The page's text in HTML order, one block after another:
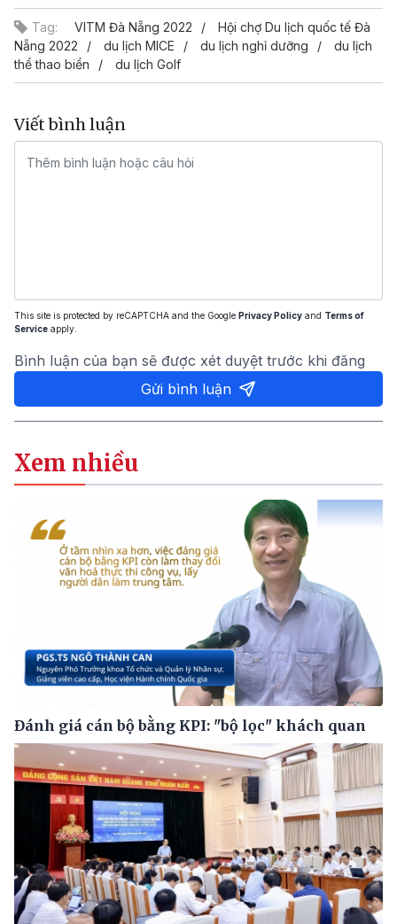
Tag: VITM Đà Nẵng 2022
Hội chợ Du lịch quốc tế Đà
Nẵng 2022
du lịch MICE du lịch nghỉ dưỡng
du lịch
thể thao biển
du lịch Golf
Viết bình luận
This site is protected by reCAPTCHA and the Google Privacy Policy and Terms of
Service apply.
Bình luận của bạn sẽ được xét duyệt trước khi đăng
Gửi bình luận
Xem nhiều
Đánh giá cán bộ bằng KPI: "bộ lọc" khách quan